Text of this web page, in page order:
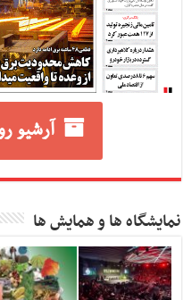
آرشیو
نمایشگاه ها و همایش ها